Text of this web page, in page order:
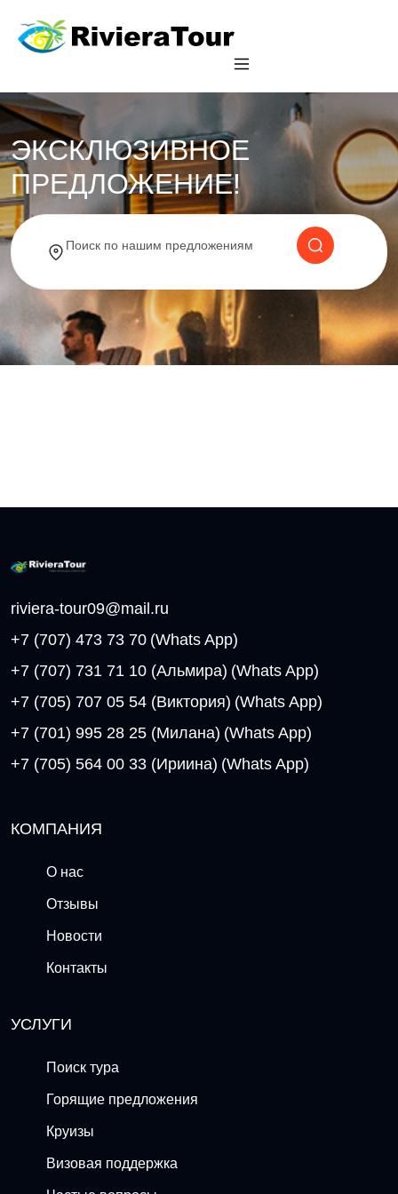
ЭКСКЛЮЗИВНОЕ
ПРЕДЛОЖЕНИЕ!
riviera-tour09@mail.ru
+7 (707) 473 73 70 (Whats App)
+7 (707) 731 71 10 (Альмира) (Whats App)
+7 (705) 707 05 54 (Виктория) (Whats App)
+7 (701) 995 28 25 (Милана) (Whats App)
+7 (705) 564 00 33 (Ириина) (Whats App)
КОМПАНИЯ
О нас
Отзывы
Новости
Контакты
УСЛУГИ
Поиск тура
Горящие предложения
Круизы
Визовая поддержка